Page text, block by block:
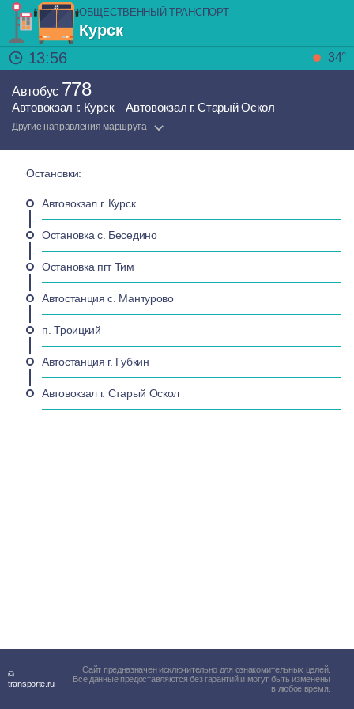
ОБЩЕСТВЕННЫЙ ТРАНСПОРТ
Курск
13:56
34°
Автобус 778
Автовокзал г. Курск – Автовокзал г. Старый Оскол
Другие направления маршрута
Остановки:
Автовокзал г. Курск
Остановка с. Беседино
Остановка пгт Тим
Автостанция с. Мантурово
п. Троицкий
Автостанция г. Губкин
Автовокзал г. Старый Оскол
©
transporte.ru
Сайт предназначен исключительно для ознакомительных целей.
Все данные предоставляются без гарантий и могут быть изменены
в любое время.